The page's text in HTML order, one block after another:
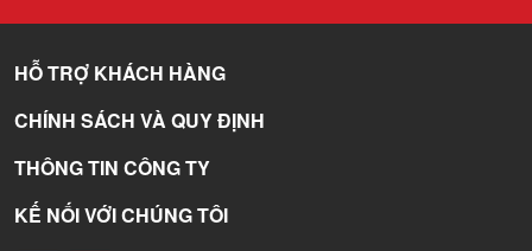
HỖ TRỢ KHÁCH HÀNG
CHÍNH SÁCH VÀ QUY ĐỊNH
THÔNG TIN CÔNG TY
KẾ NỐI VỚI CHÚNG TÔI